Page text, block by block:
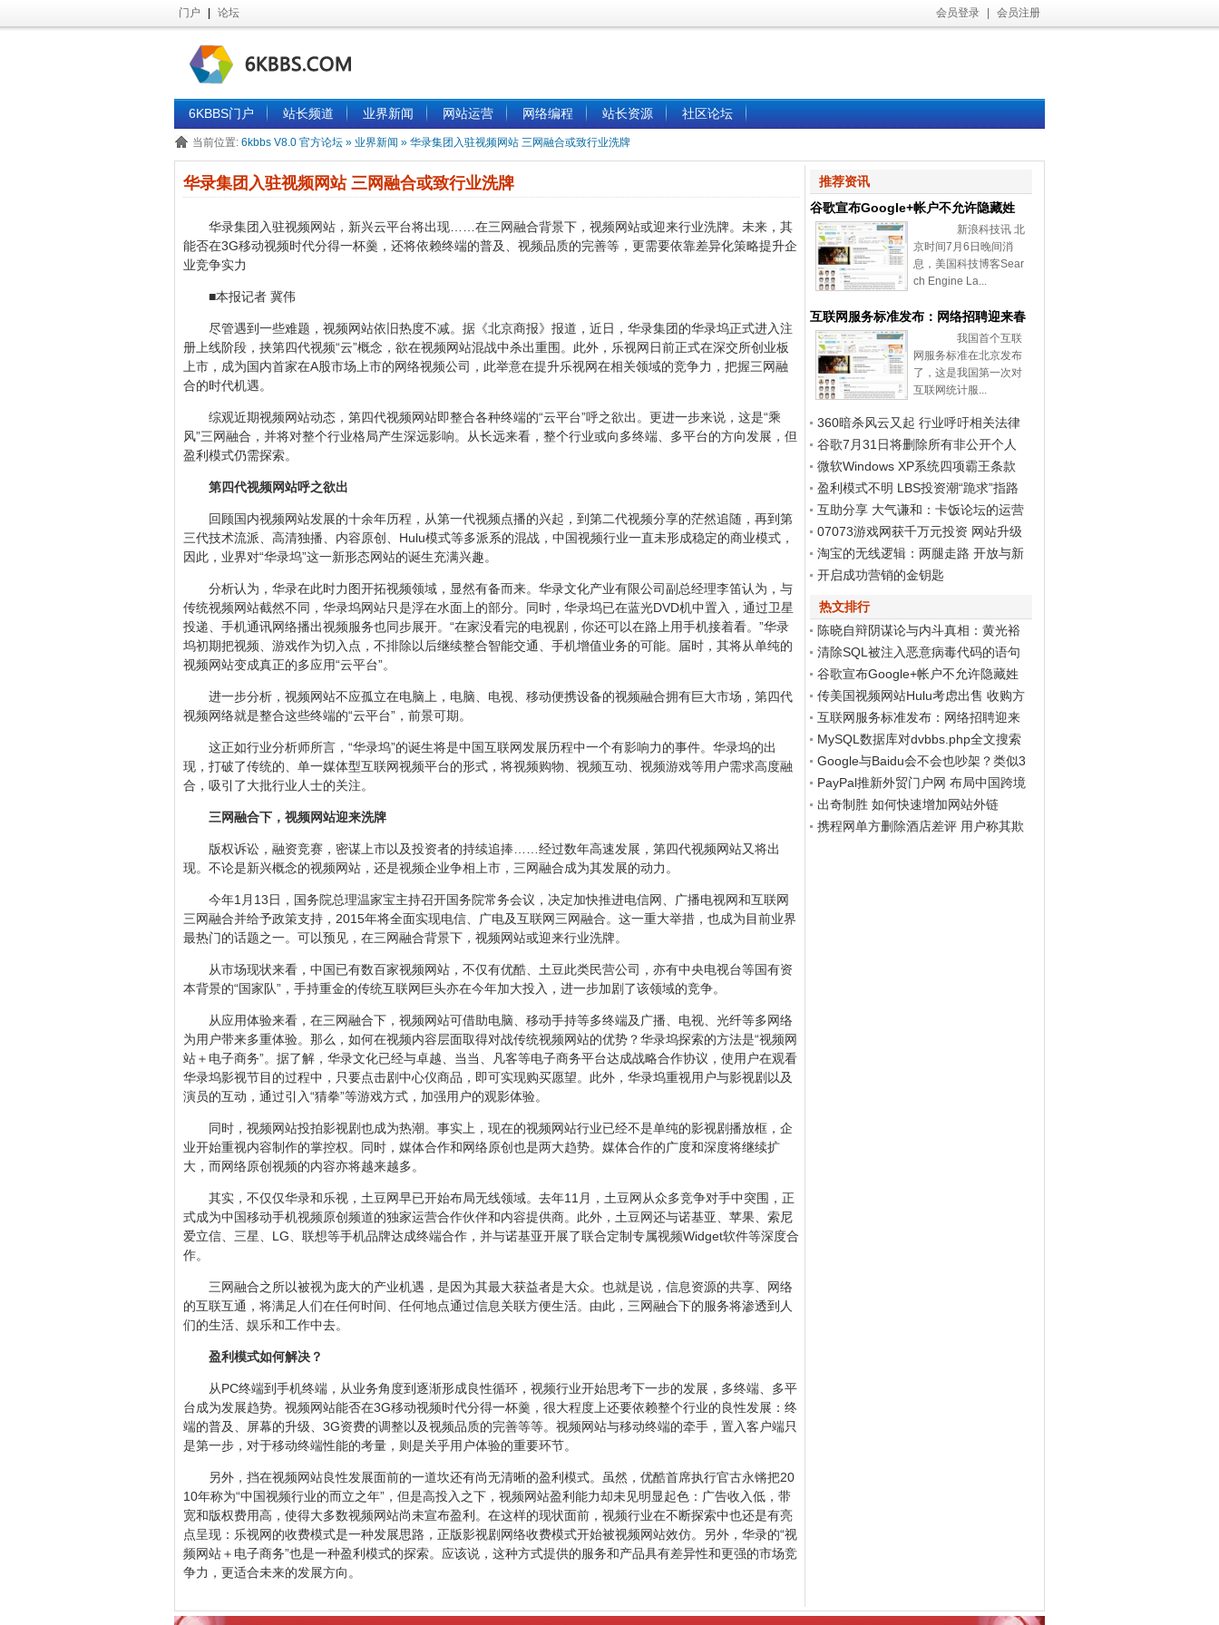
门户 论坛 会员登录 会员注册
6KBBS门户 站长频道 业界新闻 网站运营 网络编程 站长资源 社区论坛
当前位置: 6kbbs V8.0 官方论坛 » 业界新闻 » 华录集团入驻视频网站 三网融合或致行业洗牌
华录集团入驻视频网站 三网融合或致行业洗牌
华录集团入驻视频网站，新兴云平台将出现……在三网融合背景下，视频网站或迎来行业洗牌。未来，其
能否在3G移动视频时代分得一杯羹，还将依赖终端的普及、视频品质的完善等，更需要依靠差异化策略提升企
业竞争实力
■本报记者 冀伟
尽管遇到一些难题，视频网站依旧热度不减。据《北京商报》报道，近日，华录集团的华录坞正式进入注
册上线阶段，挟第四代视频“云”概念，欲在视频网站混战中杀出重围。此外，乐视网日前正式在深交所创业板
上市，成为国内首家在A股市场上市的网络视频公司，此举意在提升乐视网在相关领域的竞争力，把握三网融
合的时代机遇。
综观近期视频网站动态，第四代视频网站即整合各种终端的“云平台”呼之欲出。更进一步来说，这是“乘
风”三网融合，并将对整个行业格局产生深远影响。从长远来看，整个行业或向多终端、多平台的方向发展，但
盈利模式仍需探索。
第四代视频网站呼之欲出
回顾国内视频网站发展的十余年历程，从第一代视频点播的兴起，到第二代视频分享的茫然追随，再到第
三代技术流派、高清独播、内容原创、Hulu模式等多派系的混战，中国视频行业一直未形成稳定的商业模式，
因此，业界对“华录坞”这一新形态网站的诞生充满兴趣。
分析认为，华录在此时力图开拓视频领域，显然有备而来。华录文化产业有限公司副总经理李笛认为，与
传统视频网站截然不同，华录坞网站只是浮在水面上的部分。同时，华录坞已在蓝光DVD机中置入，通过卫星
投递、手机通讯网络播出视频服务也同步展开。“在家没看完的电视剧，你还可以在路上用手机接着看。”华录
坞初期把视频、游戏作为切入点，不排除以后继续整合智能交通、手机增值业务的可能。届时，其将从单纯的
视频网站变成真正的多应用“云平台”。
进一步分析，视频网站不应孤立在电脑上，电脑、电视、移动便携设备的视频融合拥有巨大市场，第四代
视频网络就是整合这些终端的“云平台”，前景可期。
这正如行业分析师所言，“华录坞”的诞生将是中国互联网发展历程中一个有影响力的事件。华录坞的出
现，打破了传统的、单一媒体型互联网视频平台的形式，将视频购物、视频互动、视频游戏等用户需求高度融
合，吸引了大批行业人士的关注。
三网融合下，视频网站迎来洗牌
版权诉讼，融资竞赛，密谋上市以及投资者的持续追捧……经过数年高速发展，第四代视频网站又将出
现。不论是新兴概念的视频网站，还是视频企业争相上市，三网融合成为其发展的动力。
今年1月13日，国务院总理温家宝主持召开国务院常务会议，决定加快推进电信网、广播电视网和互联网
三网融合并给予政策支持，2015年将全面实现电信、广电及互联网三网融合。这一重大举措，也成为目前业界
最热门的话题之一。可以预见，在三网融合背景下，视频网站或迎来行业洗牌。
从市场现状来看，中国已有数百家视频网站，不仅有优酷、土豆此类民营公司，亦有中央电视台等国有资
本背景的“国家队”，手持重金的传统互联网巨头亦在今年加大投入，进一步加剧了该领域的竞争。
从应用体验来看，在三网融合下，视频网站可借助电脑、移动手持等多终端及广播、电视、光纤等多网络
为用户带来多重体验。那么，如何在视频内容层面取得对战传统视频网站的优势？华录坞探索的方法是“视频网
站＋电子商务”。据了解，华录文化已经与卓越、当当、凡客等电子商务平台达成战略合作协议，使用户在观看
华录坞影视节目的过程中，只要点击剧中心仪商品，即可实现购买愿望。此外，华录坞重视用户与影视剧以及
演员的互动，通过引入“猜拳”等游戏方式，加强用户的观影体验。
同时，视频网站投拍影视剧也成为热潮。事实上，现在的视频网站行业已经不是单纯的影视剧播放框，企
业开始重视内容制作的掌控权。同时，媒体合作和网络原创也是两大趋势。媒体合作的广度和深度将继续扩
大，而网络原创视频的内容亦将越来越多。
其实，不仅仅华录和乐视，土豆网早已开始布局无线领域。去年11月，土豆网从众多竞争对手中突围，正
式成为中国移动手机视频原创频道的独家运营合作伙伴和内容提供商。此外，土豆网还与诺基亚、苹果、索尼
爱立信、三星、LG、联想等手机品牌达成终端合作，并与诺基亚开展了联合定制专属视频Widget软件等深度合
作。
三网融合之所以被视为庞大的产业机遇，是因为其最大获益者是大众。也就是说，信息资源的共享、网络
的互联互通，将满足人们在任何时间、任何地点通过信息关联方便生活。由此，三网融合下的服务将渗透到人
们的生活、娱乐和工作中去。
盈利模式如何解决？
从PC终端到手机终端，从业务角度到逐渐形成良性循环，视频行业开始思考下一步的发展，多终端、多平
台成为发展趋势。视频网站能否在3G移动视频时代分得一杯羹，很大程度上还要依赖整个行业的良性发展：终
端的普及、屏幕的升级、3G资费的调整以及视频品质的完善等等。视频网站与移动终端的牵手，置入客户端只
是第一步，对于移动终端性能的考量，则是关乎用户体验的重要环节。
另外，挡在视频网站良性发展面前的一道坎还有尚无清晰的盈利模式。虽然，优酷首席执行官古永锵把20
10年称为“中国视频行业的而立之年”，但是高投入之下，视频网站盈利能力却未见明显起色：广告收入低，带
宽和版权费用高，使得大多数视频网站尚未宣布盈利。在这样的现状面前，视频行业在不断探索中也还是有亮
点呈现：乐视网的收费模式是一种发展思路，正版影视剧网络收费模式开始被视频网站效仿。另外，华录的“视
频网站＋电子商务”也是一种盈利模式的探索。应该说，这种方式提供的服务和产品具有差异性和更强的市场竞
争力，更适合未来的发展方向。
推荐资讯
谷歌宣布Google+帐户不允许隐藏姓
名和性别
新浪科技讯 北
京时间7月6日晚间消
息，美国科技博客Sear
ch Engine La...
互联网服务标准发布：网络招聘迎来春
天
我国首个互联
网服务标准在北京发布
了，这是我国第一次对
互联网统计服...
360暗杀风云又起 行业呼吁相关法律
尽快出台
谷歌7月31日将删除所有非公开个人
资料页面
微软Windows XP系统四项霸王条款
被判无效
盈利模式不明 LBS投资潮“跪求”指路
标互助分享 大气谦和：卡饭论坛的运营
之道
07073游戏网获千万元投资 网站升级
Discuz! X2再度发力
淘宝的无线逻辑：两腿走路 开放与新
商业生态
开启成功营销的金钥匙
热文排行
陈晓自辩阴谋论与内斗真相：黄光裕
智商高
清除SQL被注入恶意病毒代码的语句
谷歌宣布Google+帐户不允许隐藏姓
名和性别
传美国视频网站Hulu考虑出售 收购方
非谷歌
互联网服务标准发布：网络招聘迎来
春天
MySQL数据库对dvbbs.php全文搜索
的完全分析
Google与Baidu会不会也吵架？类似3
60与腾讯...
PayPal推新外贸门户网 布局中国跨境
电子商务
出奇制胜 如何快速增加网站外链
携程网单方删除酒店差评 用户称其欺